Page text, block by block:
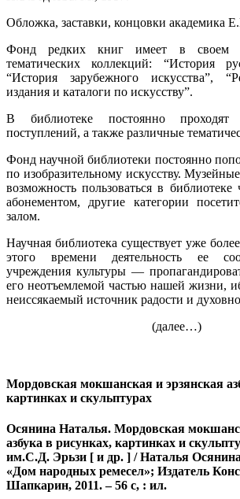
Обложка, заставки, концовки академика
Фонд редких книг имеет в своем
тематических коллекций: “История
“История зарубежного искусства”,
издания и каталоги по искусству”.
В библиотеке постоянно
поступлений, а также различные
Фонд научной библиотеки постоянно
по изобразительному искусству.
возможность пользоваться в
абонементом, другие категории
залом.
Научная библиотека существует уже
этого времени деятельность ее
учреждения культуры —
его неотъемлемой частью нашей жизни,
неиссякаемый источник радости и
(далее…)
Мордовская мокшанская и эрзянская
картинках и скульптурах
Осянина Наталья. Мордовская
азбука в рисунках, картинках и
им.С.Д. Эрьзи [ и др. ] / Наталья
«Дом народных ремесел»; Издатель
Шапкарин, 2011. – 56 с, : ил.